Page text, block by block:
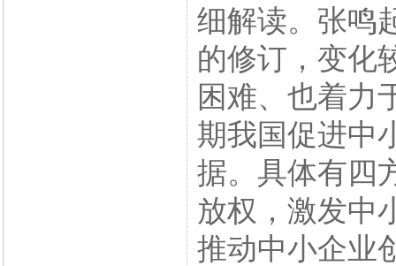
细解读。张鸣
的修订，变化
困难、也着力
期我国促进中
据。具体有四
放权，激发中
推动中小企业